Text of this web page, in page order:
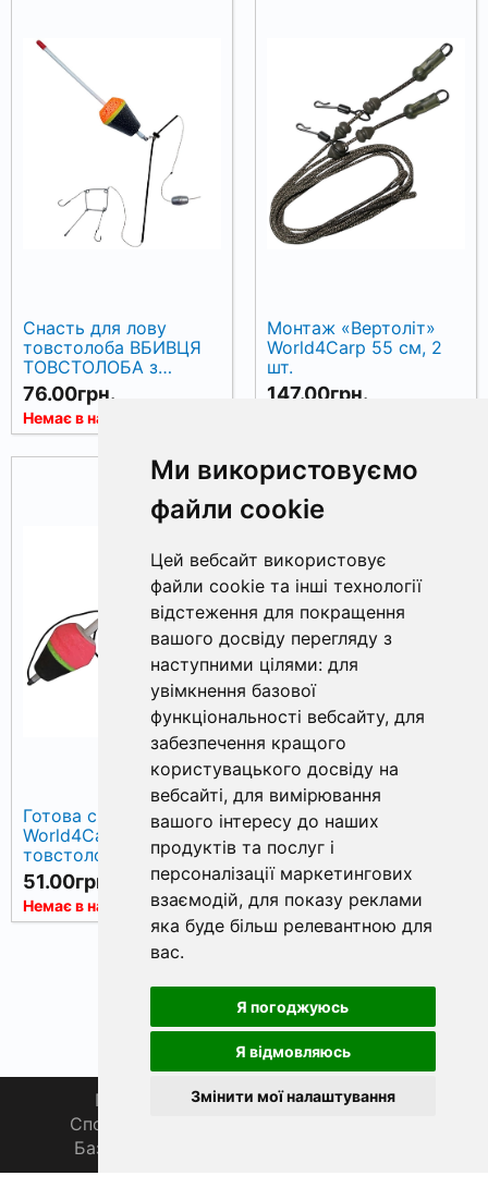
Ми використовуємо
файли cookie
Цей вебсайт використовує
файли cookie та інші технології
відстеження для покращення
вашого досвіду перегляду з
наступними цілями: для
увімкнення базової
функціональності вебсайту, для
забезпечення кращого
користувацького досвіду на
вебсайті, для вимірювання
вашого інтересу до наших
продуктів та послуг і
персоналізації маркетингових
взаємодій, для показу реклами
яка буде більш релевантною для
вас.
Я погоджуюсь
Я відмовляюсь
Змінити мої налаштування
Снасть для лову
товстолоба ВБИВЦЯ
ТОВСТОЛОБА з
протизакручувачем
76.00грн.
Немає в наявності
Монтаж «Вертоліт»
World4Carp 55 см, 2
шт.
147.00грн.
Готова снасть
World4Carp «Убивця
товстолоба»
51.00грн.
Немає в наявності
Головна Про нас
Магазин 🛒
Спортивна рибалка 🏆
База знань 📚